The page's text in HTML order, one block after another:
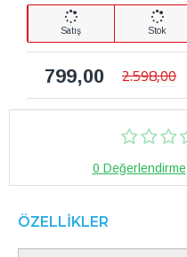
0 Değerlendirme
Satış Stok
799,00 2.598,00
ÖZELLIKLER